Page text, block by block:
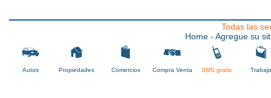
Todas las
Home - Agregue su
Autos Propiedades Comercios Compra Venta SMS gratis Trabajo